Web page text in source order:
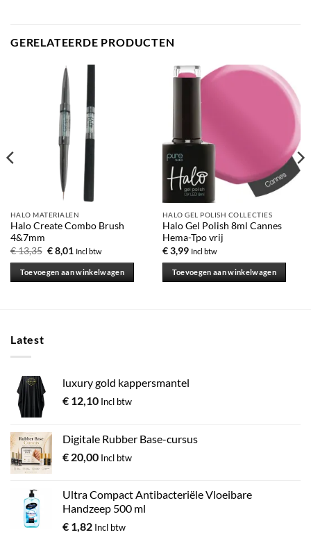
GERELATEERDE PRODUCTEN
HALO MATERIALEN
Halo Create Combo Brush
4&7mm
€13,35 €8,01 Incl btw
Toevoegen aan winkelwagen
HALO GEL POLISH COLLECTIES
Halo Gel Polish 8ml Cannes
Hema-Tpo vrij
€3,99 Incl btw
Toevoegen aan winkelwagen
Latest
luxury gold kappersmantel
€ 12,10 Incl btw
Digitale Rubber Base-cursus
€ 20,00 Incl btw
Ultra Compact Antibacteriële Vloeibare
Handzeep 500 ml
€ 1,82 Incl btw